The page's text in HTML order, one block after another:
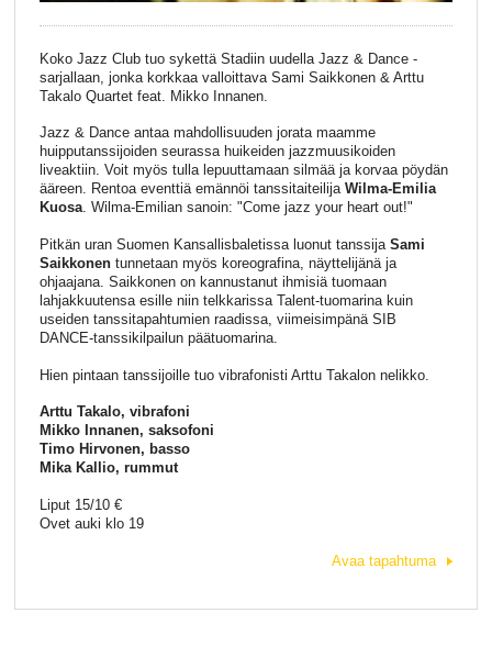
Koko Jazz Club tuo sykettä Stadiin uudella Jazz & Dance -
sarjallaan, jonka korkkaa valloittava Sami Saikkonen & Arttu
Takalo Quartet feat. Mikko Innanen.
Jazz & Dance antaa mahdollisuuden jorata maamme
huipputanssijoiden seurassa huikeiden jazzmuusikoiden
liveaktiin. Voit myös tulla lepuuttamaan silmää ja korvaa pöydän
ääreen. Rentoa eventtiä emännöi tanssitaiteilija Wilma-Emilia
Kuosa. Wilma-Emilian sanoin: "Come jazz your heart out!"
Pitkän uran Suomen Kansallisbaletissa luonut tanssija Sami
Saikkonentunnetaan myös koreografina, näyttelijänä ja
ohjaajana. Saikkonen on kannustanut ihmisiä tuomaan
lahjakkuutensa esille niin telkkarissa Talent-tuomarina kuin
useiden tanssitapahtumien raadissa, viimeisimpänä SIB
DANCE-tanssikilpailun päätuomarina.
Hien pintaan tanssijoille tuo vibrafonisti Arttu Takalon nelikko.
Arttu Takalo, vibrafoni
Mikko Innanen, saksofoni
Timo Hirvonen, basso
Mika Kallio, rummut
Liput 15/10 €
Ovet auki klo 19
Avaa tapahtuma